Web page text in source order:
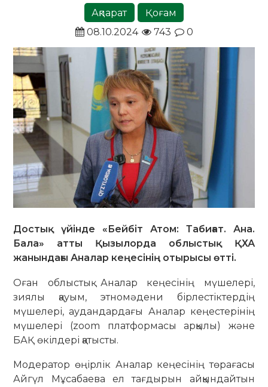
Ақпарат
Қоғам
08.10.2024
743 0
Достық үйінде «Бейбіт Атом: Табиғат. Ана.
Бала» атты Қызылорда облыстық ҚХА
жанындағы Аналар кеңесінің отырысы өтті.
Оған облыстық Аналар кеңесінің мүшелері,
зиялы қауым, этномәдени бірлестіктердің
мүшелері, аудандардағы Аналар кеңестерінің
мүшелері (zoom платформасы арқылы) және
БАҚ өкілдері қатысты.
Модератор өңірлік Аналар кеңесінің төрағасы
Айгүл Мұсабаева ел тағдырын айқындайтын